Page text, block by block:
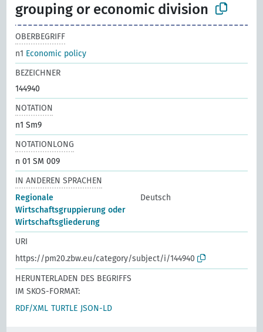
grouping or economic division
OBERBEGRIFF
n1 Economic policy
BEZEICHNER
144940
NOTATION
n1 Sm9
NOTATIONLONG
n 01 SM 009
IN ANDEREN SPRACHEN
Regionale
Wirtschaftsgruppierung oder
Wirtschaftsgliederung
Deutsch
URI
https://pm20.zbw.eu/category/subject/i/144940
HERUNTERLADEN DES BEGRIFFS
IM SKOS-FORMAT:
RDF/XML TURTLE JSON-LD